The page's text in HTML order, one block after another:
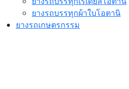
ยางรถบรรทุกผ้าใบโอตานิ
ยางรถเกษตรกรรม